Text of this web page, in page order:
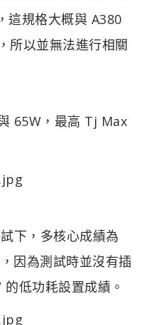
這規格大概與 A380
所以並無法進行相關
65W，最高 Tj Max
下，多核心成績為
因為測試時並沒有插
低功耗設置成績。